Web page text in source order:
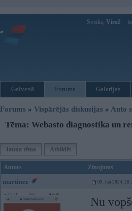
Sveiks, Viesi!
Galvenā Forums Galerijas
Forums » Vispārējās diskusijas » Auto
Tēma: Webasto diagnostika un
Jauna tēma Atbildēt
Autors Ziņojums
martinez 09. Jan 2024,
Nu